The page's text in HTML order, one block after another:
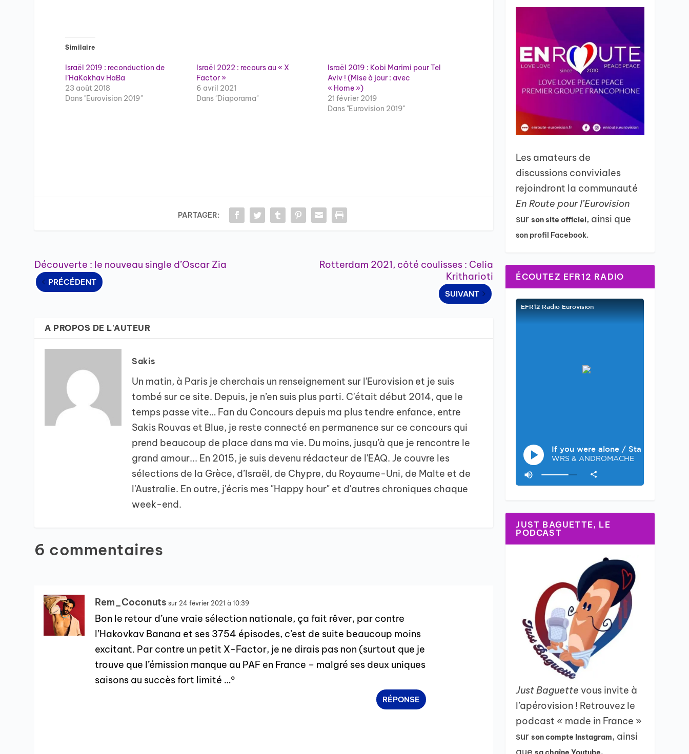
Similaire
Israël 2019 : reconduction de
l’HaKokhav HaBa
23 août 2018
Dans "Eurovision 2019"
Israël 2022 : recours au « X
Factor »
6 avril 2021
Dans "Diaporama"
Israël 2019 : Kobi Marimi pour Tel
Aviv ! (Mise à jour : avec
« Home »)
21 février 2019
Dans "Eurovision 2019"
PARTAGER:
Découverte : le nouveau single d’Oscar Zia
PRÉCÉDENT
Rotterdam 2021, côté coulisses : Celia
Kritharioti
SUIVANT
A PROPOS DE L'AUTEUR
Sakis
Un matin, à Paris je cherchais un renseignement sur l'Eurovision et je suis
tombé sur ce site. Depuis, je n’en suis plus parti. C'était début 2014, que le
temps passe vite… Fan du Concours depuis ma plus tendre enfance, entre
Sakis Rouvas et Blue, je reste connecté en permanence sur ce concours qui
prend beaucoup de place dans ma vie. Du moins, jusqu’à que je rencontre le
grand amour... En 2015, je suis devenu rédacteur de l'EAQ. Je couvre les
sélections de la Grèce, d’Israël, de Chypre, du Royaume-Uni, de Malte et de
l'Australie. En outre, j'écris mes "Happy hour" et d'autres chroniques chaque
week-end.
6 commentaires
Rem_Coconuts sur 24 février 2021 à 10:39
Bon le retour d’une vraie sélection nationale, ça fait rêver, par contre
l’Hakovkav Banana et ses 3754 épisodes, c’est de suite beaucoup moins
excitant. Par contre un petit X-Factor, je ne dirais pas non (surtout que je
trouve que l’émission manque au PAF en France – malgré ses deux uniques
saisons au succès fort limité …°
RÉPONSE
Les amateurs de
discussions conviviales
rejoindront la communauté
En Route pour l’Eurovision
surson site officiel, ainsi que
son profil Facebook.
ÉCOUTEZ EFR12 RADIO
JUST BAGUETTE, LE
PODCAST
Just Baguettevous invite à
l’apérovision ! Retrouvez le
podcast « made in France »
surson compte Instagram, ainsi